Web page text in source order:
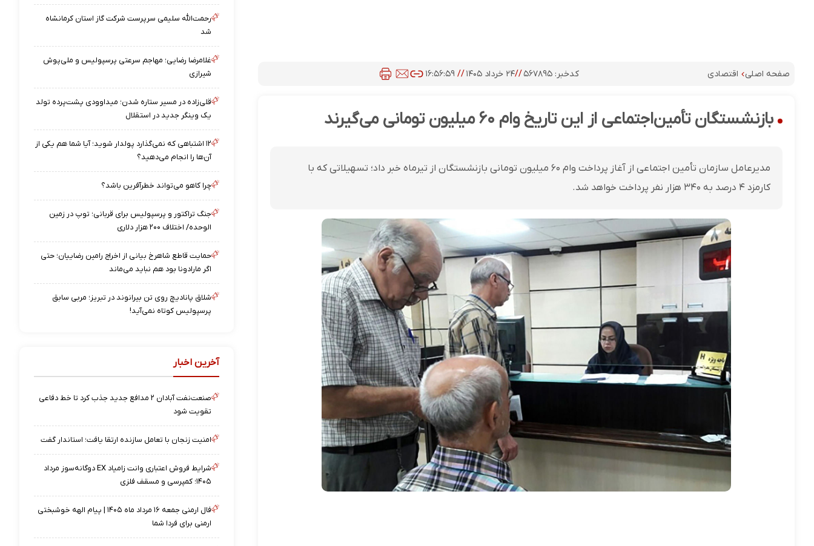
صفحه اصلی اقتصادی کدخبر: ۵۶۷۸۹۵ //۲۴ خرداد ۱۴۰۵ // ۱۶:۵۶:۵۹
بازنشستگان تأمین‌اجتماعی از این تاریخ وام ۶۰ میلیون تومانی می‌گیرند
مدیرعامل سازمان تأمین اجتماعی از آغاز پرداخت وام ۶۰ میلیون تومانی بازنشستگان از تیرماه خبر داد؛ تسهیلاتی که با
کارمزد ۴ درصد به ۳۴۰ هزار نفر پرداخت خواهد شد.
رحمت‌الله سلیمی سرپرست شرکت گاز استان کرمانشاه
شد
غلامرضا رضایی؛ مهاجم سرعتی پرسپولیس و ملی‌پوش
شیرازی
قلی‌زاده در مسیر ستاره شدن؛ میداوودی پشت‌پرده تولد
یک وینگر جدید در استقلال
۱۲ اشتباهی که نمی‌گذارد پولدار شوید؛ آیا شما هم یکی از
آن‌ها را انجام می‌دهید؟
چرا کاهو می‌تواند خطرآفرین باشد؟
جنگ تراکتور و پرسپولیس برای قربانی؛ توپ در زمین
الوحده/ اختلاف ۲۰۰ هزار دلاری
حمایت قاطع شاهرخ بیانی از اخراج رامین رضاییان؛ حتی
اگر مارادونا بود هم نباید می‌ماند
شلاق پانادیچ روی تن بیرانوند در تبریز؛ مربی سابق
پرسپولیس کوتاه نمی‌آید!
آخرین اخبار
صنعت‌نفت آبادان ۲ مدافع جدید جذب کرد تا خط دفاعی
تقویت شود
امنیت زنجان با تعامل سازنده ارتقا یافت؛ استاندار گفت
شرایط فروش اعتباری وانت زامیاد EX دوگانه‌سوز مرداد
۱۴۰۵؛ کمپرسی و مسقف فلزی
فال ارمنی جمعه ۱۶ مرداد ماه ۱۴۰۵ | پیام الهه خوشبختی
ارمنی برای فردا شما